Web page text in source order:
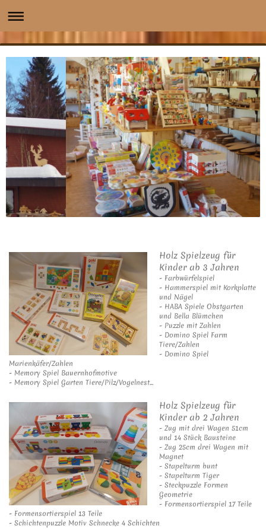
Holz Spielzeug für
Kinder ab 3 Jahren
- Farbwürfelspiel
- Hammerspiel mit Korkplatte
und Nägel
- HABA Spiele Obstgarten
und Bella Blümchen
- Puzzle mit Zahlen
- Domino Spiel Farm
Tiere/Zahlen
- Domino Spiel
Marienkäfer/Zahlen
- Memory Spiel Bauernhofmotive
- Memory Spiel Garten Tiere/Pilz/Vogelnest...
Holz Spielzeug für
Kinder ab 2 Jahren
- Zug mit drei Wagen 51cm
und 14 Stück Bausteine
- Zug 25cm drei Wagen mit
Magnet
- Stapelturm bunt
- Stapelturm Tiger
- Steckpuzzle Formen
Geometrie
- Formensortierspiel 17 Teile
- Formensortierspiel 13 Teile
- Schichtenpuzzle Motiv Schnecke 4 Schichten